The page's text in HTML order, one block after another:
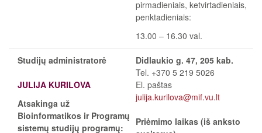
pirmadieniais, ketvirtadieniais,
penktadieniais:
13.00 – 16.30 val.
Studijų administratorė
JULIJA KURILOVA
Atsakinga už
Bioinformatikos ir Programų
sistemų studijų programų:
Didlaukio g. 47, 205 kab.
Tel. +370 5 219 5026
El. paštas
julija.kurilova@mif.vu.lt
Priėmimo laikas (iš anksto